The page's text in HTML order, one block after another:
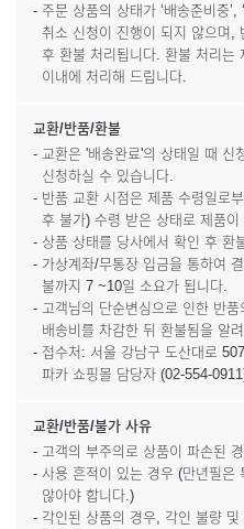
- 주문 상품의 상태가 ‘배송준비중’,
취소 신청이 진행이 되지 않으며,
후 환불 처리됩니다. 환불 처리는
이내에 처리해 드립니다.
교환/반품/환불
- 교환은 '배송완료'의 상태일 때 신
신청하실 수 있습니다.
- 반품 교환 시점은 제품 수령일로
후 불가) 수령 받은 상태로 제품이
- 상품 상태를 당사에서 확인 후 환
- 가상계좌/무통장 입금을 통하여
불까지 7 ~10일 소요가 됩니다.
- 고객님의 단순변심으로 인한 반
배송비를 차감한 뒤 환불됨을 알
- 접수처: 서울 강남구 도산대로
파카 쇼핑몰 담당자 (02-554-
교환/반품/불가 사유
- 고객의 부주의로 상품이 파손된
- 사용 흔적이 있는 경우 (만년필은
않아야 합니다.)
- 각인된 상품의 경우, 각인 불량 및